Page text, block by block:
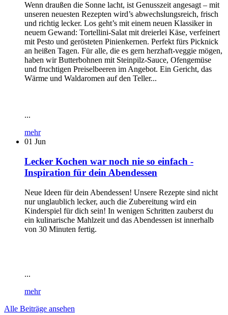
Wenn draußen die Sonne lacht, ist Genusszeit angesagt – mit
unseren neuesten Rezepten wird’s abwechslungsreich, frisch
und richtig lecker. Los geht’s mit einem neuen Klassiker in
neuem Gewand: Tortellini-Salat mit dreierlei Käse, verfeinert
mit Pesto und gerösteten Pinienkernen. Perfekt fürs Picknick
an heißen Tagen. Für alle, die es gern herzhaft-veggie mögen,
haben wir Butterbohnen mit Steinpilz-Sauce, Ofengemüse
und fruchtigen Preiselbeeren im Angebot. Ein Gericht, das
Wärme und Waldaromen auf den Teller...
...
mehr
01 Jun
Lecker Kochen war noch nie so einfach -
Inspiration für dein Abendessen
Neue Ideen für dein Abendessen! Unsere Rezepte sind nicht
nur unglaublich lecker, auch die Zubereitung wird ein
Kinderspiel für dich sein! In wenigen Schritten zauberst du
ein kulinarische Mahlzeit und das Abendessen ist innerhalb
von 30 Minuten fertig.
...
mehr
Alle Beiträge ansehen